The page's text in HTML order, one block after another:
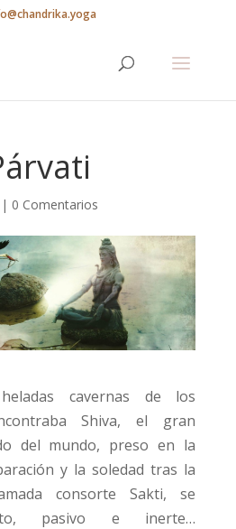
| 0 Comentarios
cavernas de los
Shiva, el gran
del mundo, preso en la
y la soledad tras la
consorte Sakti, se
pasivo e inerte…